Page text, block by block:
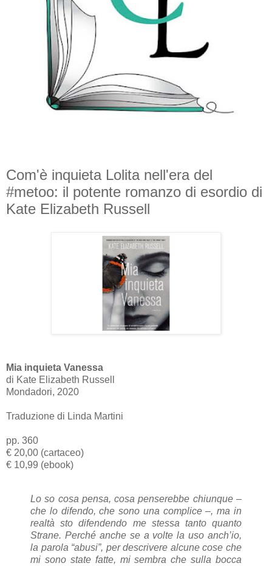
Com'è inquieta Lolita nell'era del
#metoo: il potente romanzo di esordio di
Kate Elizabeth Russell
Mia inquieta Vanessa
di Kate Elizabeth Russell
Mondadori, 2020
Traduzione di Linda Martini
pp. 360
€ 20,00 (cartaceo)
€ 10,99 (ebook)
Lo so cosa pensa, cosa penserebbe chiunque –
che lo difendo, che sono una complice –, ma in
realtà sto difendendo me stessa tanto quanto
Strane. Perché anche se a volte la uso anch’io,
la parola “abusi”, per descrivere alcune cose che
mi sono state fatte, mi sembra che sulla bocca